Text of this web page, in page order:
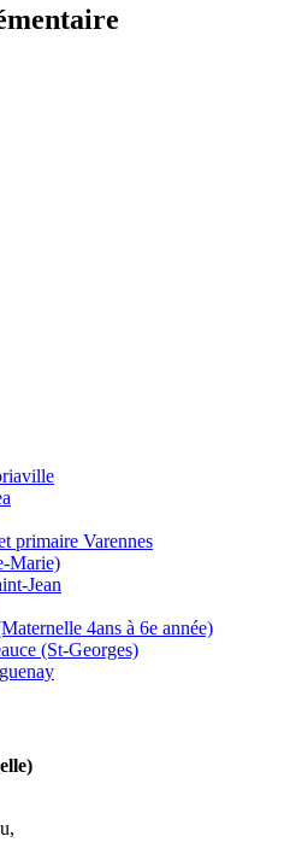
primaire Varennes
Marie)
Jean
4ans à 6e année)
(St-Georges)